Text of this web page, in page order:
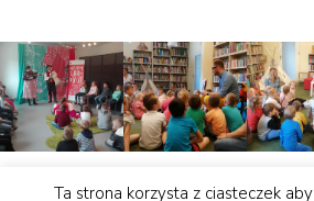
Ta strona korzysta z ciasteczek